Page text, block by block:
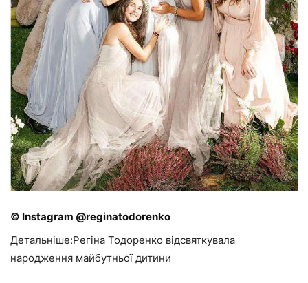
© Instagram @reginatodorenko
Детальніше:Регіна Тодоренко відсвяткувала
народження майбутньої дитини